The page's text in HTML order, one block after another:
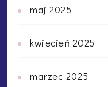
maj 2025
kwiecień 2025
marzec 2025